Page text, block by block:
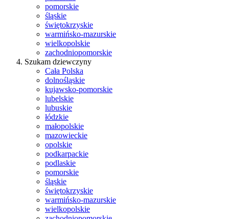
pomorskie
śląskie
świętokrzyskie
warmińsko-mazurskie
wielkopolskie
zachodniopomorskie
Szukam dziewczyny
Cała Polska
dolnośląskie
kujawsko-pomorskie
lubelskie
lubuskie
łódzkie
małopolskie
mazowieckie
opolskie
podkarpackie
podlaskie
pomorskie
śląskie
świętokrzyskie
warmińsko-mazurskie
wielkopolskie